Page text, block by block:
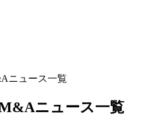
ニュース一覧
ニュース一覧